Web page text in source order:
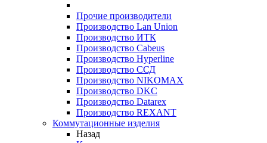
Прочие производители
Производство Lan Union
Производство ИТК
Производство Cabeus
Производство Hyperline
Производство ССД
Производство NIKOMAX
Производство DKC
Производство Datarex
Производство REXANT
Коммутационные изделия
Назад